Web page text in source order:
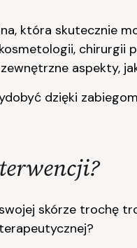
która skutecznie
chirurgii
aspekty,
dzięki
skórze trochę